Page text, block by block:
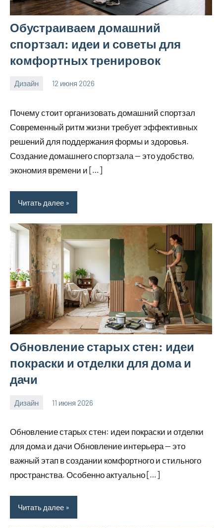
Обустраиваем домашний
спортзал: идеи и советы для
комфортных тренировок
Дизайн 12 июня 2026
calvinken_co
Почему стоит организовать домашний спортзал
Современный ритм жизни требует эффективных
решений для поддержания формы и здоровья.
Создание домашнего спортзала — это удобство,
экономия времени и […]
Читать далее
Обновление старых стен: идеи
покраски и отделки для дома и
дачи
Дизайн 11 июня 2026
calvinken_co
Обновление старых стен: идеи покраски и отделки
для дома и дачи Обновление интерьера — это
важный этап в создании комфортного и стильного
пространства. Особенно актуально […]
Читать далее